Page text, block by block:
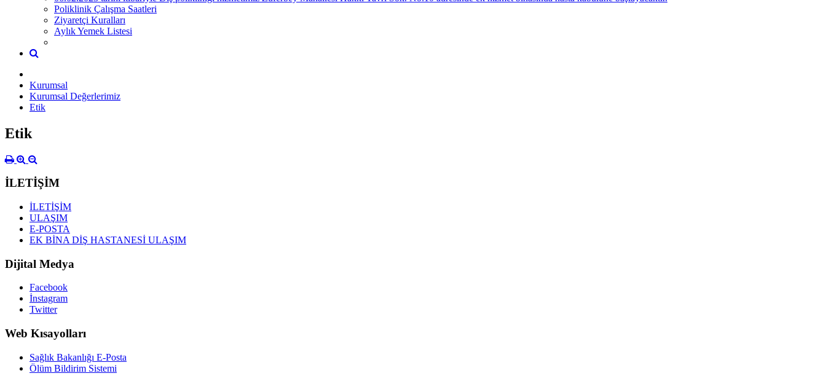
Poliklinik Çalışma Saatleri
Ziyaretçi Kuralları
Aylık Yemek Listesi
Kurumsal
Kurumsal Değerlerimiz
Etik
Etik
İLETİŞİM
İLETİŞİM
ULAŞIM
E-POSTA
EK BİNA DİŞ HASTANESİ ULAŞIM
Dijital Medya
Facebook
İnstagram
Twitter
Web Kısayolları
Sağlık Bakanlığı E-Posta
Ölüm Bildirim Sistemi